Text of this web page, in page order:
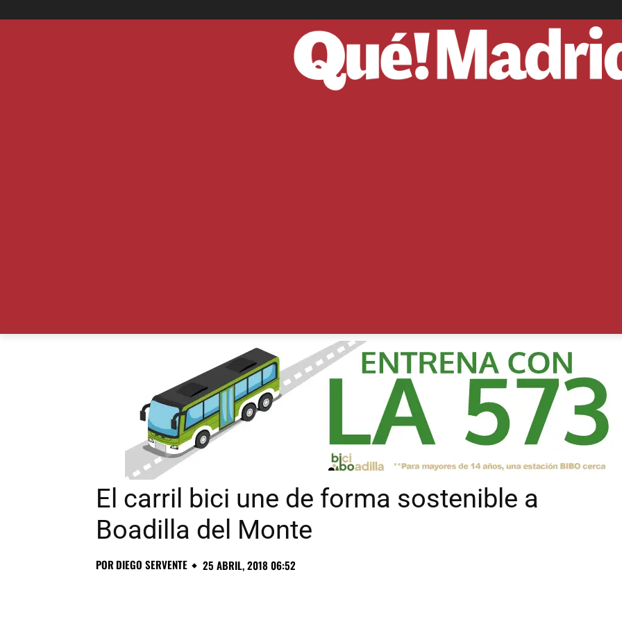
El carril bici une de forma sostenible a
Boadilla del Monte
PORDIEGO SERVENTE 25 ABRIL, 2018 06:52